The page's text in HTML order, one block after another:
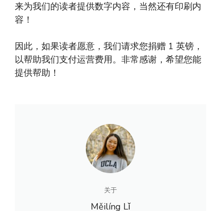
来为我们的读者提供数字内容，当然还有印刷内
容！
因此，如果读者愿意，我们请求您捐赠 1 英镑，
以帮助我们支付运营费用。非常感谢，希望您能
提供帮助！
关于
Měilíng Lǐ